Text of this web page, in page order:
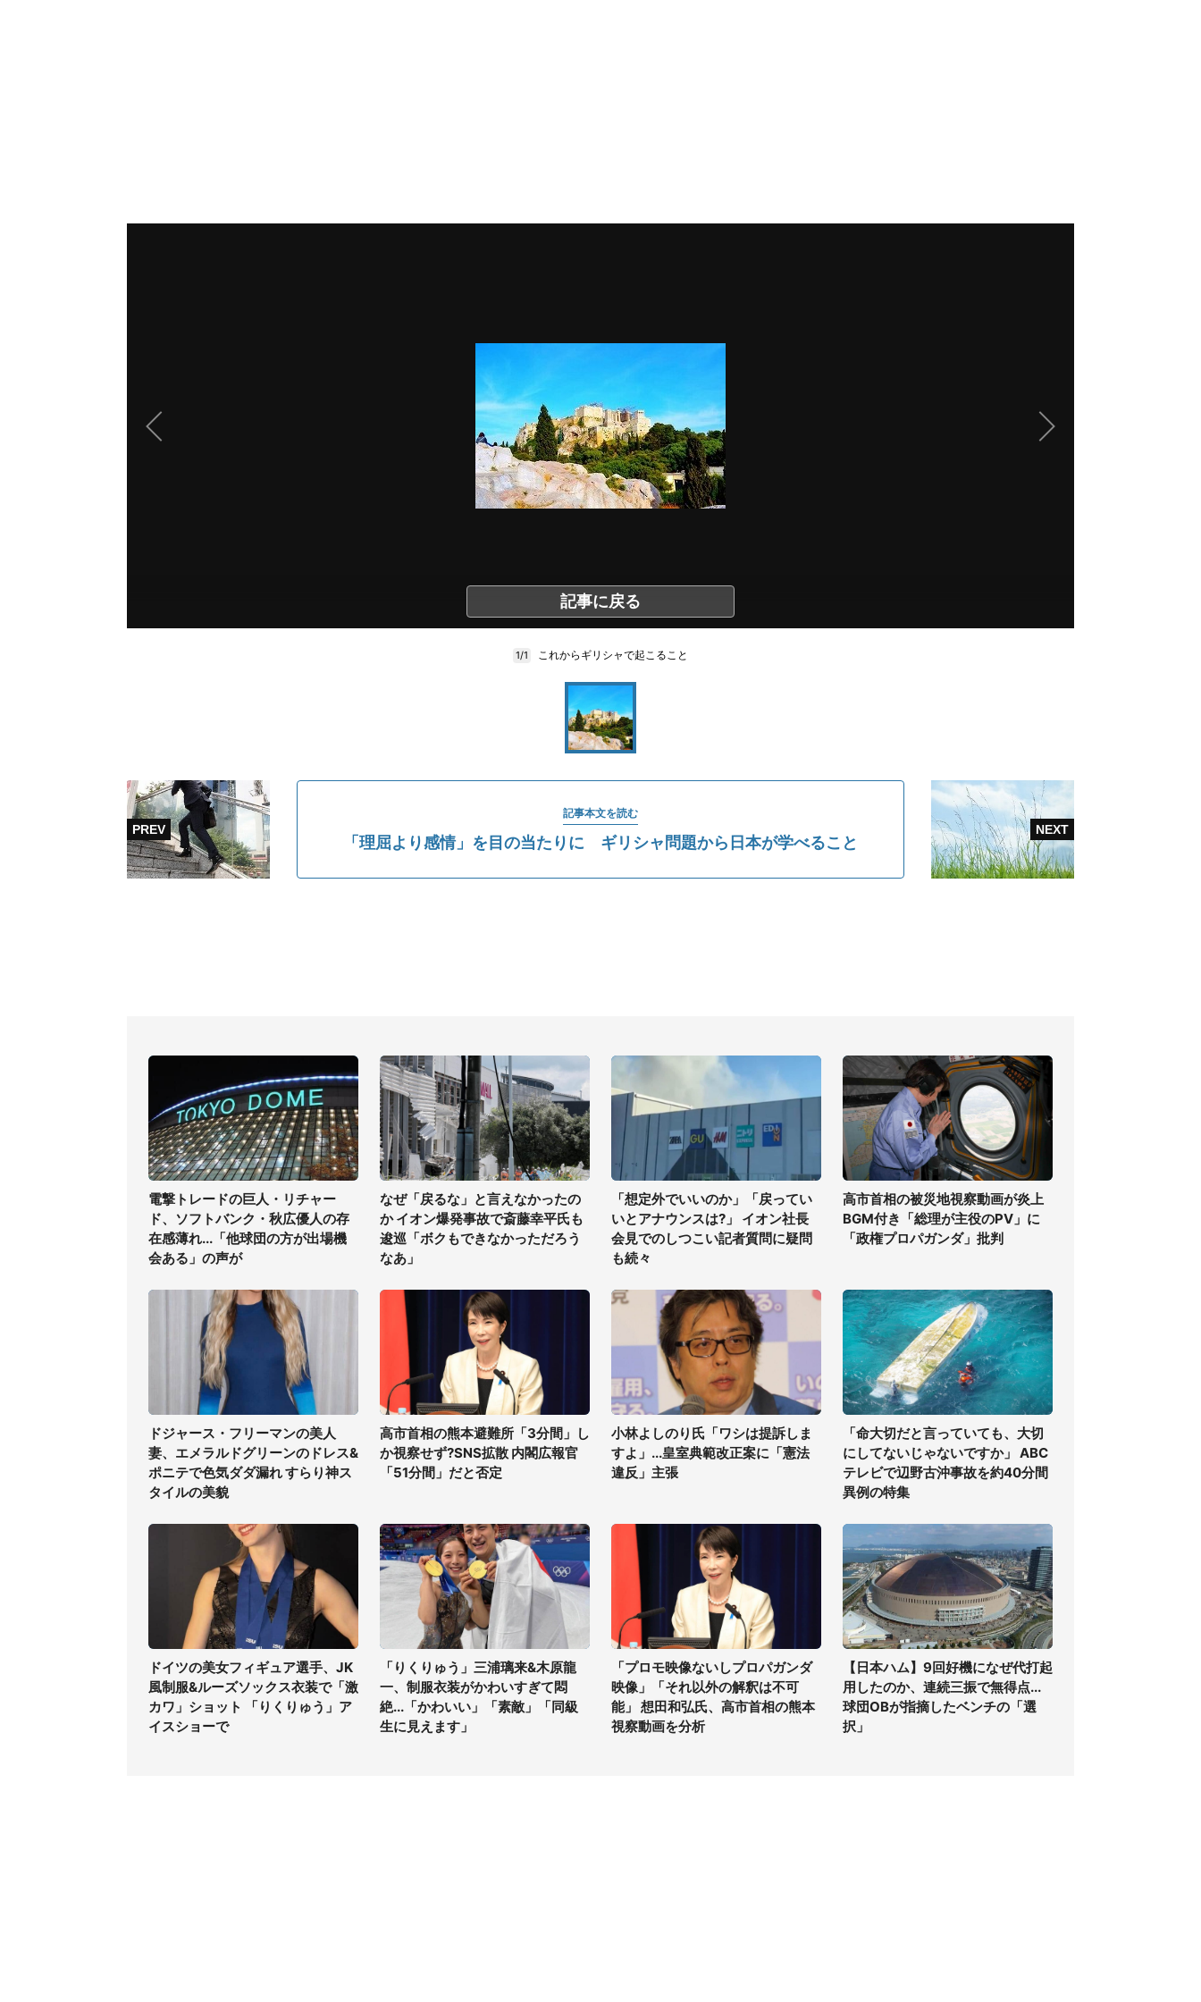
記事に戻る
1/1 これからギリシャで起こること
記事本文を読む
「理屈より感情」を目の当たりに ギリシャ問題から日本が学べること
電撃トレードの巨人・リチャー
ド、ソフトバンク・秋広優人の存
在感薄れ...「他球団の方が出場機
会ある」の声が
なぜ「戻るな」と言えなかったの
か イオン爆発事故で斎藤幸平氏も
逡巡「ボクもできなかっただろう
なあ」
「想定外でいいのか」「戻ってい
いとアナウンスは?」 イオン社長
会見でのしつこい記者質問に疑問
も続々
高市首相の被災地視察動画が炎上
BGM付き「総理が主役のPV」に
「政権プロパガンダ」批判
ドジャース・フリーマンの美人
妻、エメラルドグリーンのドレス&
ポニテで色気ダダ漏れ すらり神ス
タイルの美貌
高市首相の熊本避難所「3分間」し
か視察せず?SNS拡散 内閣広報官
「51分間」だと否定
小林よしのり氏「ワシは提訴しま
すよ」...皇室典範改正案に「憲法
違反」主張
「命大切だと言っていても、大切
にしてないじゃないですか」 ABC
テレビで辺野古沖事故を約40分間
異例の特集
ドイツの美女フィギュア選手、JK
風制服&ルーズソックス衣装で「激
カワ」ショット 「りくりゅう」ア
イスショーで
「りくりゅう」三浦璃来&木原龍
一、制服衣装がかわいすぎて悶
絶...「かわいい」「素敵」「同級
生に見えます」
「プロモ映像ないしプロパガンダ
映像」「それ以外の解釈は不可
能」 想田和弘氏、高市首相の熊本
視察動画を分析
【日本ハム】9回好機になぜ代打起
用したのか、連続三振で無得点...
球団OBが指摘したベンチの「選
択」